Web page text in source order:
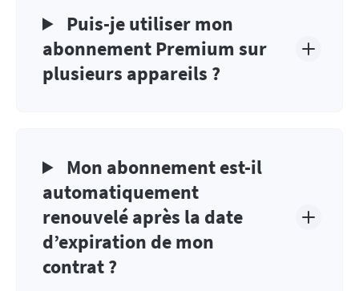
Puis-je utiliser mon
abonnement Premium sur
plusieurs appareils ?
Mon abonnement est-il
automatiquement
renouvelé après la date
d’expiration de mon
contrat ?